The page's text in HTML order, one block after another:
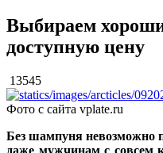
Выбираем
доступную цену
13545
Фото с сайта vplate.ru
Без шампуня невозможно
даже мужчинам с совсем